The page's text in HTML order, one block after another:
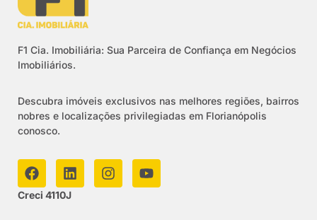
F1 Cia. Imobiliária: Sua Parceira de Confiança em Negócios
Imobiliários.
Descubra imóveis exclusivos nas melhores regiões, bairros
nobres e localizações privilegiadas em Florianópolis
conosco.
Creci 4110J